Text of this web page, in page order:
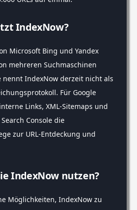
IndexNow?
Microsoft Bing und Yandex
mehreren Suchmaschinen
nennt IndexNow derzeit nicht als
Für Google
Links, XML-Sitemaps und
Console die
zur URL-Entdeckung und
IndexNow nutzen?
Möglichkeiten, IndexNow zu